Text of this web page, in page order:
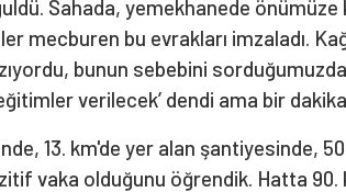
Sahada, yemekhanede önümüze
mecburen bu evrakları imzaladı.
bunun sebebini sorduğumuzda
verilecek’ dendi ama bir
13. km'de yer alan şantiyesinde,
vaka olduğunu öğrendik. Hatta 90.